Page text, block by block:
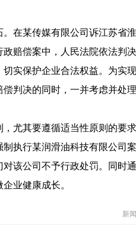
在某传媒有限公司诉江苏省
赔偿案中，人民法院依法判
实保护企业合法权益。为实
判决的同时，一并考虑并处
尤其要遵循适当性原则的要
执行某润滑油科技有限公司
该公司不予行政处罚。同时
业健康成长。
新